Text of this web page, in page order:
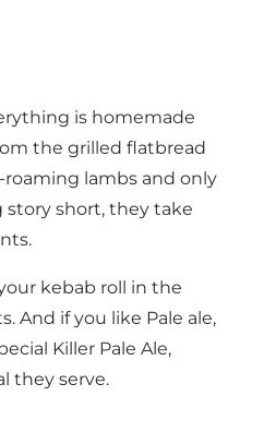
is homemade
the grilled flatbread
lambs and only
story short, they take
kebab roll in the
And if you like Pale ale,
Killer Pale Ale,
they serve.